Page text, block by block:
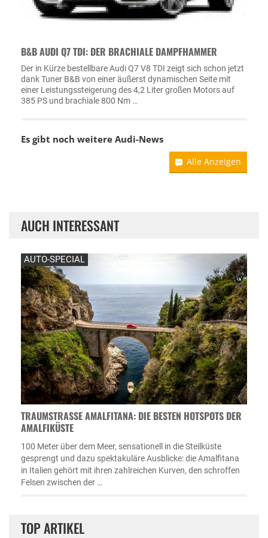
B&B AUDI Q7 TDI: DER BRACHIALE DAMPFHAMMER
Der in Kürze bestellbare Audi Q7 V8 TDI zeigt sich schon jetzt
dank Tuner B&B von einer äußerst dynamischen Seite mit
einer Leistungssteigerung des 4,2 Liter großen Motors auf
385 PS und brachiale 800 Nm …
Es gibt noch weitere Audi-News
Alle Anzeigen
AUCH INTERESSANT
AUTO-SPECIAL
TRAUMSTRASSE AMALFITANA: DIE BESTEN HOTSPOTS DER A
MALFIKÜSTE
100 Meter über dem Meer, sensationell in die Steilküste
gesprengt und dazu spektakuläre Ausblicke: die Amalfitana
in Italien gehört mit ihren zahlreichen Kurven, den schroffen
Felsen zwischen der …
TOP ARTIKEL